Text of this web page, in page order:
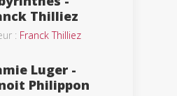
Thilliez
: Franck Thilliez
Luger -
Philippon